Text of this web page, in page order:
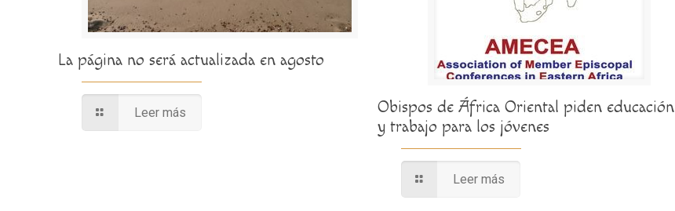
La página no será actualizada en agosto
Leer más
Obispos de África Oriental piden educación
y trabajo para los jóvenes
Leer más